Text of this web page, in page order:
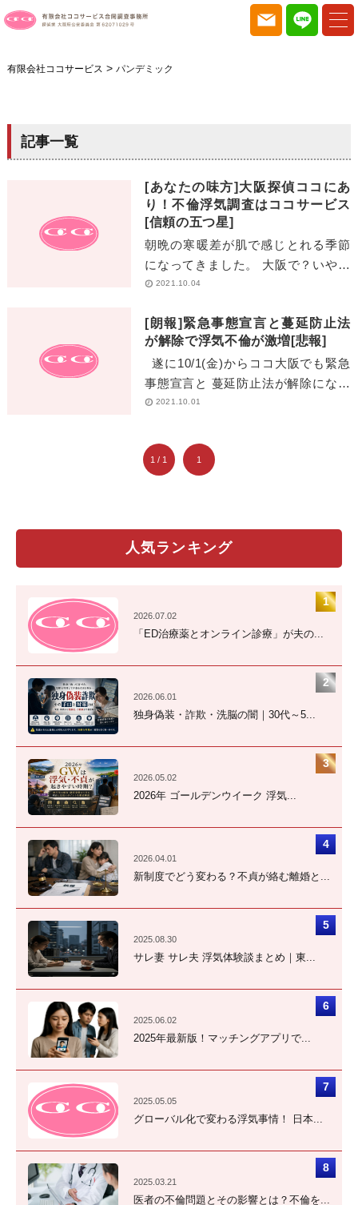
有限会社ココサービス > パンデミック
記事一覧
[あなたの味方]大阪探偵ココにあ
り！不倫浮気調査はココサービス
[信頼の五つ星]
朝晩の寒暖差が肌で感じとれる季節
になってきました。 大阪で？いや全
国で！ 浮気不倫調査で絶大な調査能
は今日も[…]
2021.10.04
[朗報]緊急事態宣言と蔓延防止法
が解除で浮気不倫が激増[悲報]
遂に10/1(金)からココ大阪でも緊急
事態宣言と 蔓延防止法が解除になり
ました！ 10/1からまだ営業時間等の
2021.10.01
1 / 1 1
人気ランキング
2026.07.02
「ED治療薬とオンライン診療」が夫の...
2026.06.01
独身偽装・詐欺・洗脳の闇｜30代～5...
2026.05.02
2026年 ゴールデンウイーク 浮気...
2026.04.01
新制度でどう変わる？不貞が絡む離婚と...
2025.08.30
サレ妻 サレ夫 浮気体験談まとめ｜東...
2025.06.02
2025年最新版！マッチングアプリで...
2025.05.05
グローバル化で変わる浮気事情！ 日本...
2025.03.21
医者の不倫問題とその影響とは？不倫を...